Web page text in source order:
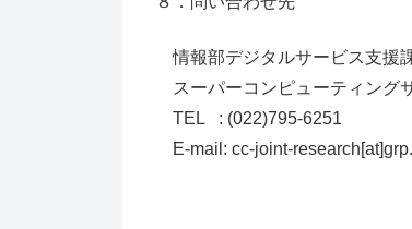
情報部デジタルサービス支援
スーパーコンピューティング
TEL : (022)795-6251
E-mail: cc-joint-